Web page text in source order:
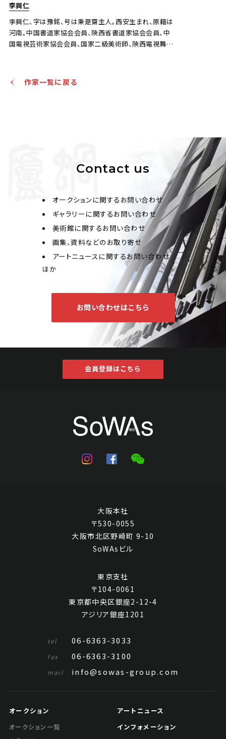
李興仁
李興仁、字は豫銘、号は秉是齋主人。西安生まれ、原籍は
河南。中国書道家協会会員、陝西省書道家協会会員、中
国電視芸術家協会会員、国家二級美術師、陝西電視舞台
作家一覧に戻る
Contact us
オークションに関するお問い合わせ
ギャラリーに関するお問い合わせ
美術館に関するお問い合わせ
画集、資料などのお取り寄せ
アートニュースに関するお問い合わせ
ほか
お問い合わせはこちら
会員登録はこちら
大阪本社
〒530-0055
大阪市北区野崎町 9-10
SoWAsビル
東京支社
〒104-0061
東京都中央区銀座2-12-4
アジリア銀座1201
tel 06-6363-3033
fax 06-6363-3100
mail info@sowas-group.com
オークション
オークション一覧
アートニュース
インフォメーション